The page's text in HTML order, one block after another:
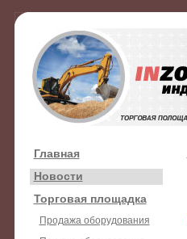
Главная
Новости
Торговая площадка
Продажа оборудования